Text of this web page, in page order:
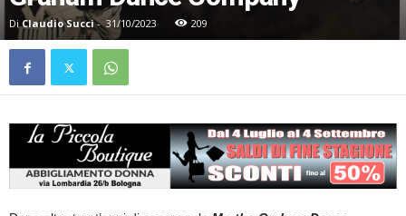
Di Claudio Succi- 31/10/2023 209